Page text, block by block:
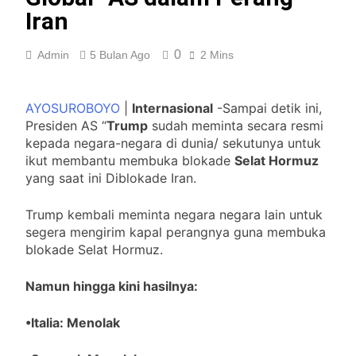
Medan Tuntungan Siagakan
Personel di Sejumlah SPBU
Sumut Turun Tangan “Judi
Tembak Ikan dan Narkoba
Diduga Menggila
2 Bulan Ago
Razia THM, Vegas Steril
Narkoba “PPMSU Dukung Penuh
Polres Asahan Berantas
Narkoba
2 Bulan Ago
Kapolrestabes Medan, Warga
Soroti Maraknya Begal dan Geng
Motor
3 Bulan Ago
Giat Formalitas Jatim dalam
Penanaman Mangrove” Sontoh
3 Bulan Ago
SPBU 11.252.501 Padang
Iran
Admin 5 Bulan Ago 0 2 Mins
AYOSUROBOYO Internasional -Sampai detik ini,
Presiden AS “Trump sudah meminta secara resmi
kepada negara-negara di dunia/ sekutunya untuk
ikut membantu membuka blokade Selat Hormuz
yang saat ini Diblokade Iran.
Trump kembali meminta negara negara lain untuk
segera mengirim kapal perangnya guna membuka
blokade Selat Hormuz.
Namun hingga kini hasilnya:
•Italia: Menolak